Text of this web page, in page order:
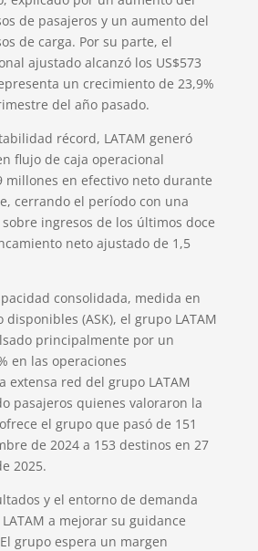
de pasajeros y un aumento del
de carga. Por su parte, el
ajustado alcanzó los US$573
un crecimiento de 23,9%
del año pasado.
récord, LATAM generó
flujo de caja operacional
millones en efectivo neto durante
cerrando el período con una
ingresos de los últimos doce
neto ajustado de 1,5
consolidada, medida en
(ASK), el grupo LATAM
principalmente por un
en las operaciones
extensa red del grupo LATAM
pasajeros quienes valoraron la
el grupo que pasó de 151
de 2024 a 153 destinos en 27
2025.
y el entorno de demanda
a mejorar su guidance
grupo espera un margen